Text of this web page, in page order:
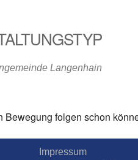
iCalendar
Langenhain
folgen schon
Impressum